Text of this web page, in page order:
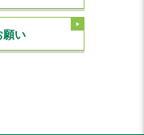
願い